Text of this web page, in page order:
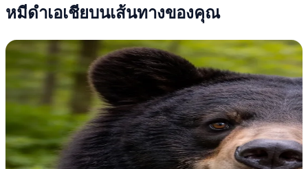
หมีดำเอเชียบนเส้นทางของคุณ